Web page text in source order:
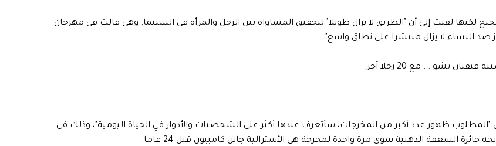
لكنها لفتت إلى أن "الطريق لا يزال طويلا" لتحقيق المساواة بين الرجل والمرأة في السينما. وهي قالت في مهرجان
ضد النساء لا يزال منتشرا على نطاق واسع".
تشو ... مع 20 رجلا آخر.
ظهور عدد أكبر من المخرجات، سأتعرف عندها أكثر على الشخصيات والأدوار في الحياة اليومية"، وذلك في
السعفة الذهبية سوى مرة واحدة لمخرجة هي الأسترالية جاين كامبيون قبل 24 عاما.